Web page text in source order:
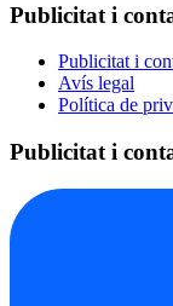
Publicitat i
Publicitat i
Avís legal
Política de
Publicitat i